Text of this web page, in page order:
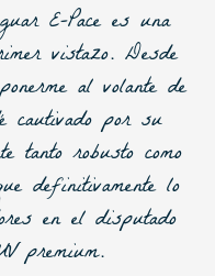
E-Pace es una
vistazo. Desde
al volante de
cautivado por su
tanto robusto como
definitivamente lo
en el disputado
premium.